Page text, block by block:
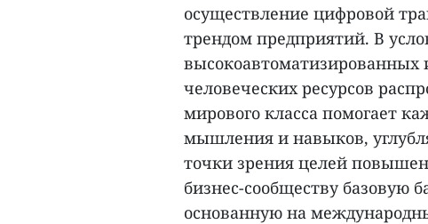
осуществление цифровой
трендом предприятий. В
человеческих ресурсов
мирового класса помогает
мышления и навыков,
точки зрения целей
бизнес-сообществу базовую
основанную на